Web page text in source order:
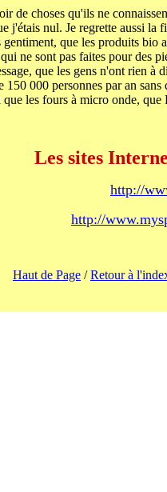
de choses qu'ils ne
j'étais nul. Je regrette aussi
que les produits bio
ne sont pas faites pour des
que les gens n'ont rien
150 000 personnes par an
que les fours à micro onde,
Les sites
http://
http://
Haut de Page /Retour à